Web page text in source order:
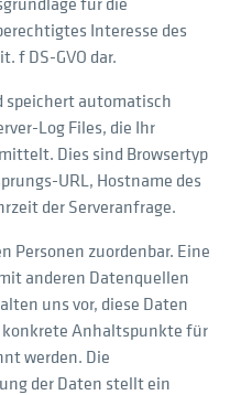
Interesse des
f DS-GVO dar.
speichert automatisch
Log Files, die Ihr
Dies sind Browsertyp
URL, Hostname des
der Serveranfrage.
Personen zuordenbar. Eine
anderen Datenquellen
uns vor, diese Daten
Anhaltspunkte für
werden. Die
der Daten stellt ein